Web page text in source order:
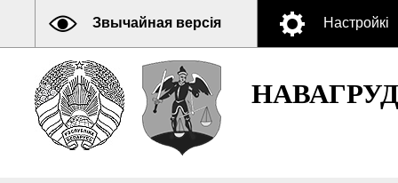
Звычайная версія Настройкі